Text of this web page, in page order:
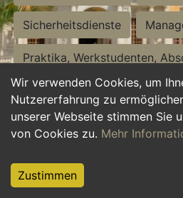
Wir verwenden Cookies, um
Nutzererfahrung zu
unserer Webseite stimmen Sie
von Cookies zu. Mehr
Zustimmen
Sicherheitsdienste
Praktika, Werkstudenten,
Personalwesen
Hilfskräfte, Aushilfs- und
Weiterbildung, Studium, duale